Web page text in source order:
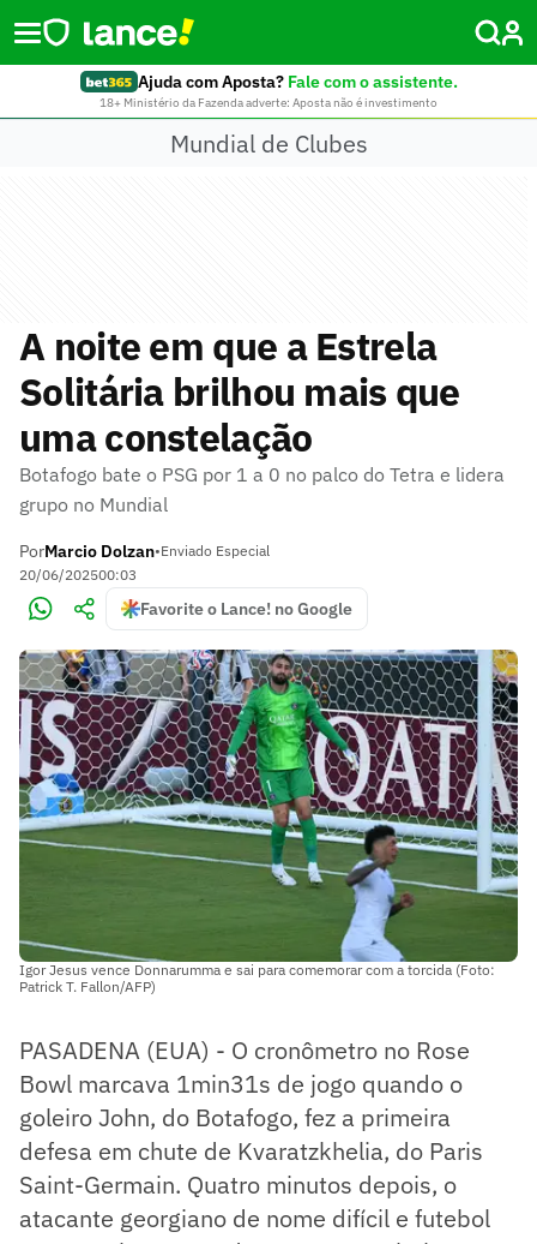
Ajuda com Aposta? Fale com o assistente.
18+ Ministério da Fazenda adverte: Aposta não é investimento
Mundial de Clubes
A noite em que a Estrela
Solitária brilhou mais que
uma constelação
Botafogo bate o PSG por 1 a 0 no palco do Tetra e lidera
grupo no Mundial
PorMarcio Dolzan•Enviado Especial
20/06/202500:03
Favorite o Lance! no Google
Igor Jesus vence Donnarumma e sai para comemorar com a torcida (Foto:
Patrick T. Fallon/AFP)
PASADENA (EUA) - O cronômetro no Rose
Bowl marcava 1min31s de jogo quando o
goleiro John, do Botafogo, fez a primeira
defesa em chute de Kvaratzkhelia, do Paris
Saint-Germain. Quatro minutos depois, o
atacante georgiano de nome difícil e futebol